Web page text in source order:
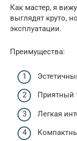
Как мастер, я
выглядят круто,
эксплуатации.
Преимущества:
Приятный
Легкая